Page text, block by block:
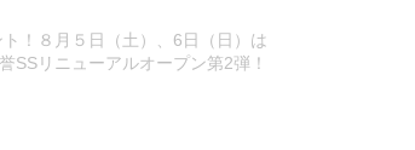
！８月５日（土）、6日（日）は
SSリニューアルオープン第2弾！